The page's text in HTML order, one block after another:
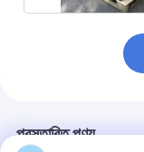
প্রস্তাবিত পণ্য